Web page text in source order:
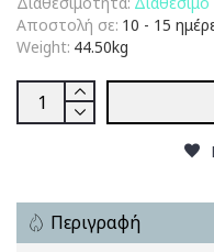
Αποστολή σε: 10 - 15
Weight: 44.50kg
Περιγραφή